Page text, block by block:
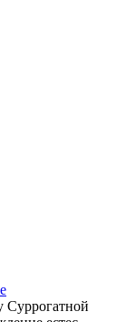
Суррогатной